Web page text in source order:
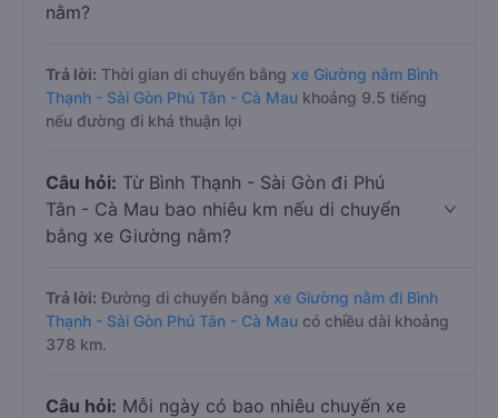
nằm?
Trả lời: Thời gian di chuyển bằng xe Giường nằm Bình
Thạnh - Sài Gòn Phú Tân - Cà Mau khoảng 9.5 tiếng
nếu đường đi khá thuận lợi
Câu hỏi: Từ Bình Thạnh - Sài Gòn đi Phú
Tân - Cà Mau bao nhiêu km nếu di chuyển
bằng xe Giường nằm?
Trả lời: Đường di chuyển bằng xe Giường nằm đi Bình
Thạnh - Sài Gòn Phú Tân - Cà Mau có chiều dài khoảng
378 km.
Câu hỏi: Mỗi ngày có bao nhiêu chuyến xe